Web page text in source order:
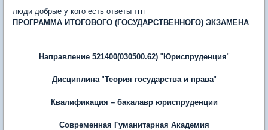
люди добрые у кого есть ответы тгп
ПРОГРАММА ИТОГОВОГО (ГОСУДАРСТВЕННОГО) ЭКЗАМЕНА
Направление 521400(030500.62)" Юриспруденция"
Дисциплина "Теория государства и права"
Квалификация – бакалавр юриспруденции
Современная Гуманитарная Академия